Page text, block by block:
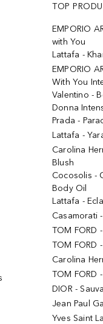
TOP
EMPORIO
with You
Lattafa -
EMPORIO
With You
Valentino -
Donna
Prada -
Lattafa -
Carolina
Blush
Cocosolis -
Body Oil
Lattafa -
Casamorati
TOM FORD
TOM FORD
Carolina
TOM FORD
DIOR -
Jean Paul
Yves Saint